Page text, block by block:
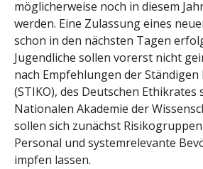
möglicherweise noch in diesem
werden. Eine Zulassung eines
schon in den nächsten Tagen
Jugendliche sollen vorerst nicht
nach Empfehlungen der
(STIKO), des Deutschen Ethikrates
Nationalen Akademie der
sollen sich zunächst
Personal und systemrelevante
impfen lassen.